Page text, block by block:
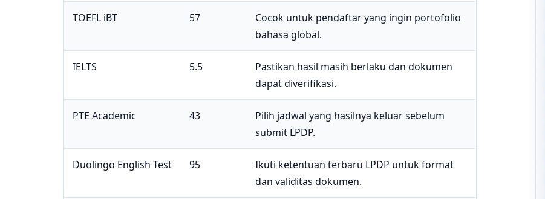
TOEFL iBT 57
Cocok untuk pendaftar yang ingin portofolio
bahasa global.
IELTS 5.5
Pastikan hasil masih berlaku dan dokumen
dapat diverifikasi.
PTE Academic 43
Pilih jadwal yang hasilnya keluar sebelum
submit LPDP.
Duolingo English Test 95
Ikuti ketentuan terbaru LPDP untuk format
dan validitas dokumen.